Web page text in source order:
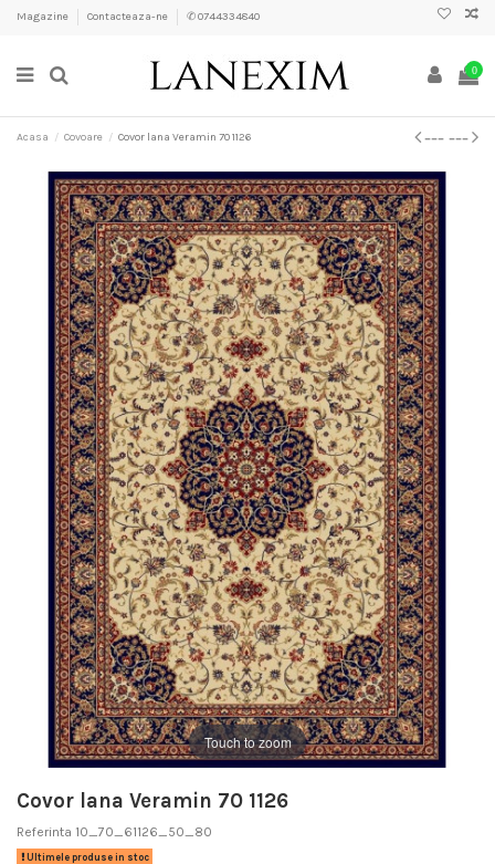
Magazine Contacteaza-ne ✆ 0744334840
0
Acasa Covoare Covor lana Veramin 70 1126
Touch to zoom
Covor lana Veramin 70 1126
Referinta 10_70_61126_50_80
Ultimele produse in stoc